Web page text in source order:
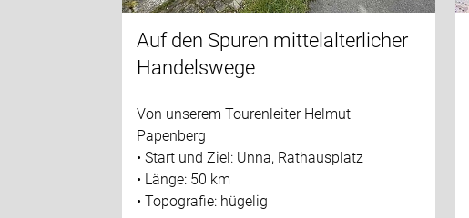
Auf den Spuren mittelalterlicher
Handelswege
Von unserem Tourenleiter Helmut
Papenberg
• Start und Ziel: Unna, Rathausplatz
• Länge: 50 km
• Topografie: hügelig